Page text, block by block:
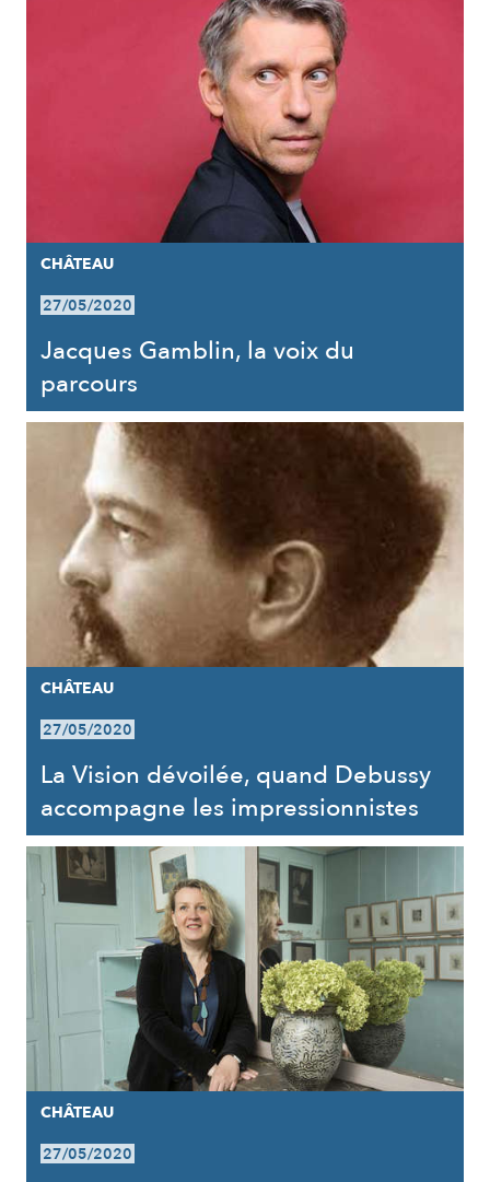
CHÂTEAU
27/05/2020
Jacques Gamblin, la voix du
parcours
CHÂTEAU
27/05/2020
La Vision dévoilée, quand Debussy
accompagne les impressionnistes
CHÂTEAU
27/05/2020